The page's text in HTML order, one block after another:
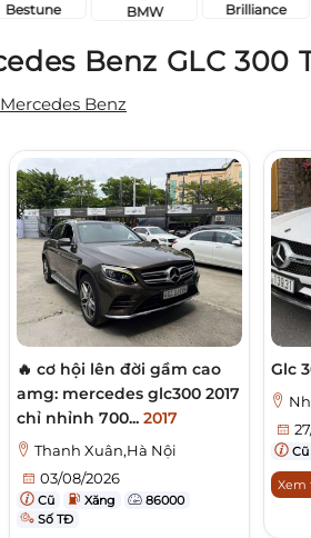
Bestune BMW Brilliance
Benz GLC
Benz
🔥 cơ hội lên đời gầm cao
amg: mercedes glc300 2017
chỉ nhỉnh 700...2017
Thanh Xuân,Hà Nội
03/08/2026
Cũ Xăng
86000
Số TĐ
Glc
Cũ
Xem